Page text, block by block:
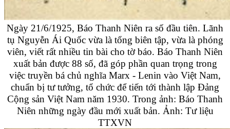
Ngày 21/6/1925, Báo Thanh Niên ra số đầu tiên. Lãnh
tụ Nguyễn Ái Quốc vừa là tổng biên tập, vừa là phóng
viên, viết rất nhiều tin bài cho tờ báo. Báo Thanh Niên
xuất bản được 88 số, đã góp phần quan trọng trong
việc truyền bá chủ nghĩa Marx - Lenin vào Việt Nam,
chuẩn bị tư tưởng, tổ chức để tiến tới thành lập Đảng
Cộng sản Việt Nam năm 1930. Trong ảnh: Báo Thanh
Niên những ngày đầu mới xuất bản. Ảnh: Tư liệu
TTXVN